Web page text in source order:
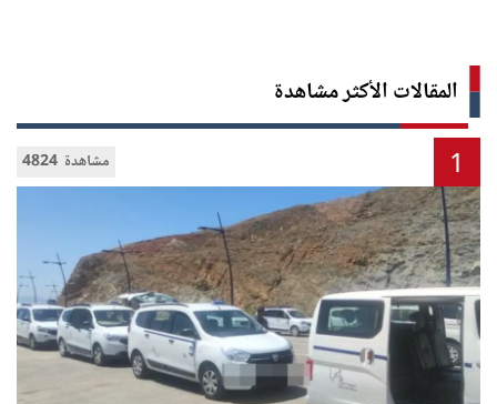
المقالات الأكثر مشاهدة
4824 مشاهدة 1